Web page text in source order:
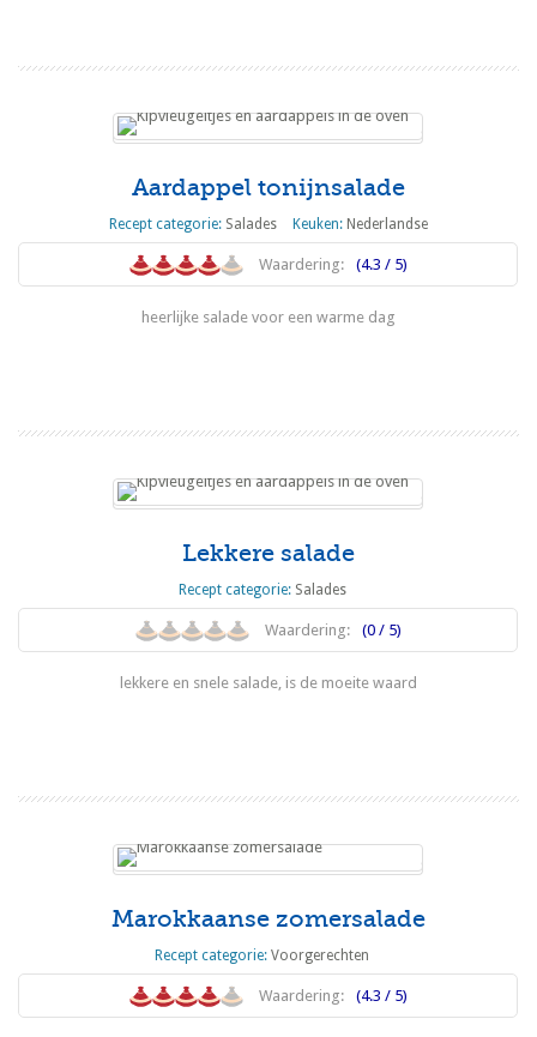
Aardappel tonijnsalade
Recept categorie: Salades Keuken: Nederlandse
Waardering: (4.3 / 5)
heerlijke salade voor een warme dag
Lekkere salade
Recept categorie: Salades
Waardering: (0 / 5)
lekkere en snele salade, is de moeite waard
Marokkaanse zomersalade
Recept categorie:Voorgerechten
Waardering: (4.3 / 5)